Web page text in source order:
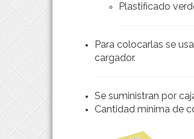
Plastificado
Para colocarlas se
cargador.
Se suministran por
Cantidad mínima de